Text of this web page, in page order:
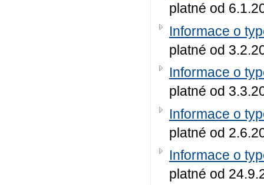
platné od
Informace o
platné od
Informace o
platné od
Informace o
platné od
Informace o
platné od